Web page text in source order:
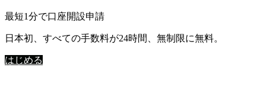
最短1分で口座開設申請
日本初、すべての手数料が24時間、無制限に無料。
はじめる